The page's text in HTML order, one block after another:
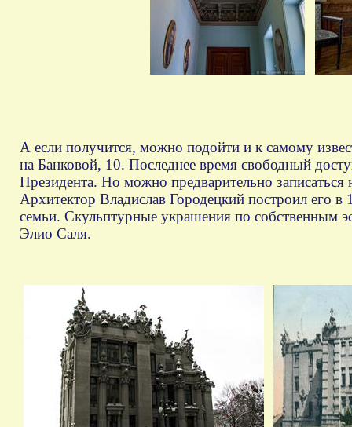
А если получится, можно подойти и к самому
на Банковой, 10. Последнее время свободный
Президента. Но можно предварительно записаться
Архитектор Владислав Городецкий построил его
семьи. Скульптурные украшения по собственным
Элио Саля.